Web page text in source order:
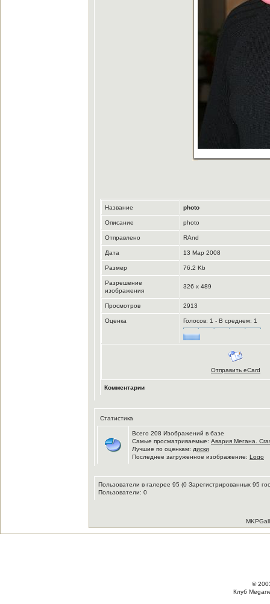
Название photo
Описание photo
Отправлено RAnd
Дата 13 Мар 2008
Размер 76.2 Kb
Разрешение
изображения
326 x 489
Просмотров 2913
Оценка Голосов: 1 - В среднем: 1
Отправить eCard
Комментарии
Статистика
Всего 208 Изображений в базе
Самые просматриваемые: Авария Мегана.
Лучшие по оценкам: диски
Последнее загруженное изображение: Logo
Пользователи в галерее 95 (0 Зарегистрированных 95
Пользователи: 0
©
Клуб